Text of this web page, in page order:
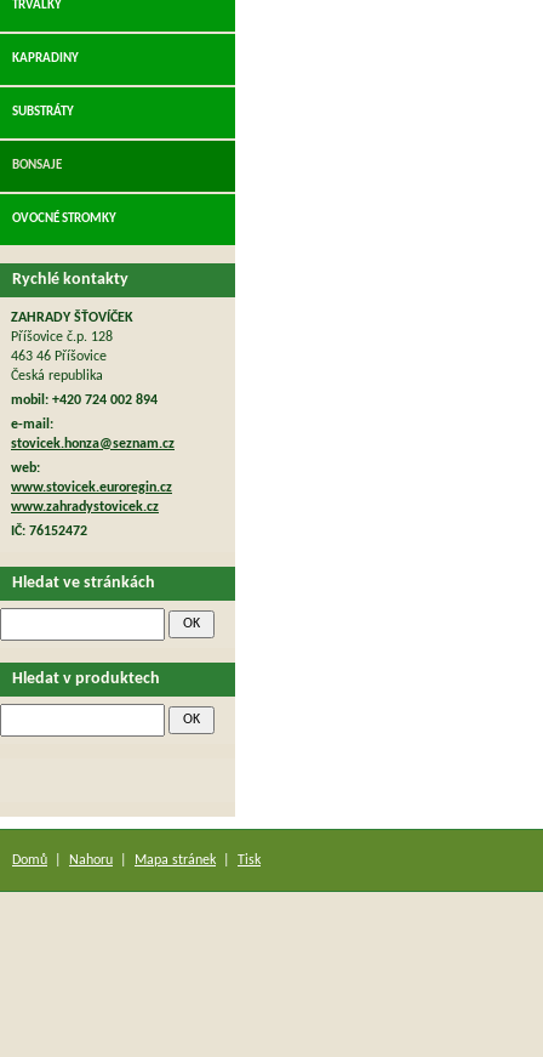
TRVALKY
KAPRADINY
SUBSTRÁTY
BONSAJE
OVOCNÉ STROMKY
Rychlé kontakty
ZAHRADY ŠŤOVÍČEK
Příšovice č.p. 128
463 46 Příšovice
Česká republika
mobil: +420 724 002 894
e-mail:
stovicek.honza@seznam.cz
web:
www.stovicek.euroregin.cz
www.zahradystovicek.cz
IČ: 76152472
Hledat ve stránkách
Hledat v produktech
Domů Nahoru Mapa stránek Tisk